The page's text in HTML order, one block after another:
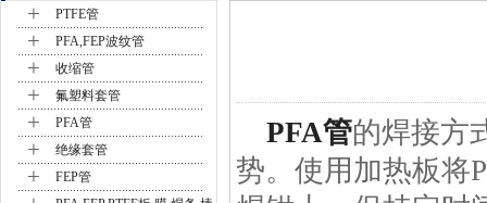
+ PTFE管
+ PFA,FEP波纹管
+ 收缩管
+ 氟塑料套管
+ PFA管
+ 绝缘套管
+ FEP管
PFA管的焊接方
势。使用加热板将